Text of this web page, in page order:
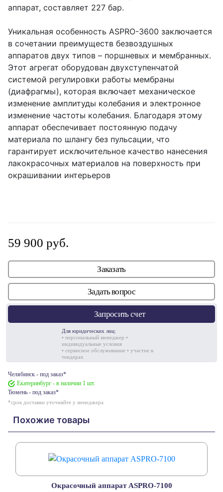
аппарат, составляет 227 бар.
Уникальная особенность ASPRO-3600 заключается
в сочетании преимуществ безвоздушных
аппаратов двух типов – поршневых и мембранных.
Этот агрегат оборудован двухступенчатой
системой регулировки работы мембраны
(диафрагмы), которая включает механическое
изменение амплитуды колебания и электронное
изменение частоты колебания. Благодаря этому
аппарат обеспечивает постоянную подачу
материала по шлангу без пульсации, что
гарантирует исключительное качество нанесения
лакокрасочных материалов на поверхность при
окрашивании интерьеров
59 900 руб.
Заказать
Задать вопрос
Запросить счет
Для юридических лиц:
• персональный менеджер •
индивидуальные условия
• сервисное обслуживание • участие в
тендерах
Челябинск - под заказ*
Екатеринбург - в наличии 1 шт.
Тюмень - под заказ*
*срок доставки уточняйте у менеджера
Похожие товары
Окрасочный аппарат ASPRO-7100